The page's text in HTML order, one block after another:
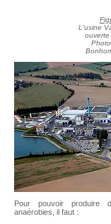
L'usine
ouverte
Pour pouvoir produire
anaérobies, il faut :